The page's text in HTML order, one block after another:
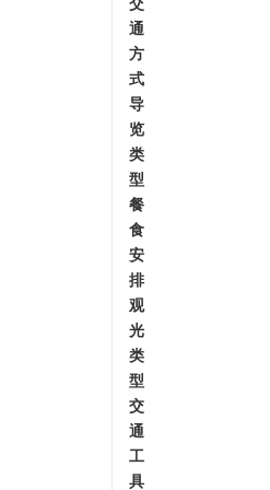
通
方
式
导
览
类
型
餐
食
安
排
观
光
类
型
交
通
工
具